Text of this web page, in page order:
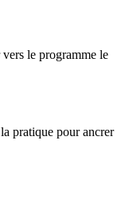
le programme le
pratique pour ancrer